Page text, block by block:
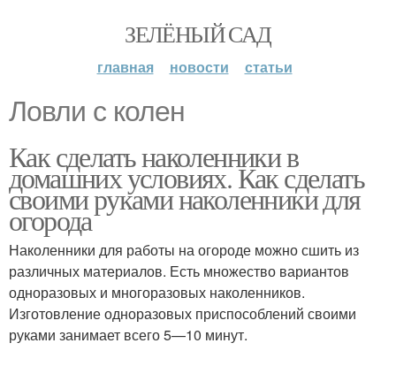
ЗЕЛЁНЫЙ САД
главная новости статьи
Ловли с колен
Как сделать наколенники в
домашних условиях. Как сделать
своими руками наколенники для
огорода
Наколенники для работы на огороде можно сшить из
различных материалов. Есть множество вариантов
одноразовых и многоразовых наколенников.
Изготовление одноразовых приспособлений своими
руками занимает всего 5—10 минут.